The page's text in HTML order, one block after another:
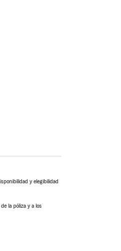
y elegibilidad
la póliza y a los